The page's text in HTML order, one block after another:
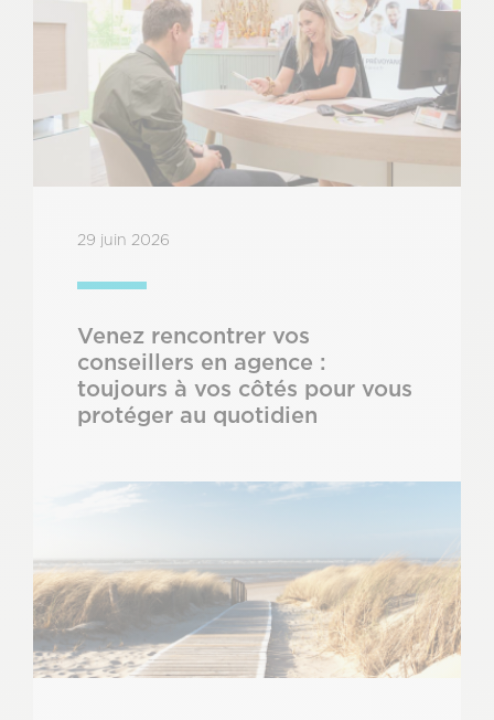
29 juin 2026
Venez rencontrer vos
conseillers en agence :
toujours à vos côtés pour vous
protéger au quotidien